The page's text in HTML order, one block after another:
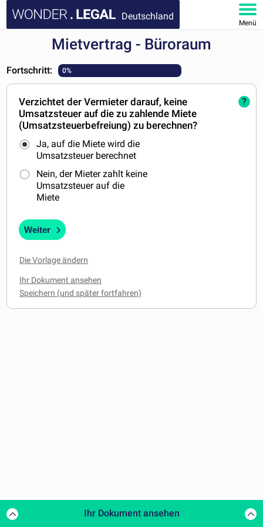
Deutschland
Menü
HOMEPAGE
DOKUMENTE
FAQ
KONTAKT
MEIN KONTO
Mietvertrag - Büroraum
Fortschritt: 0%
Verzichtet der Vermieter darauf, keine
Umsatzsteuer auf die zu zahlende Miete
(Umsatzsteuerbefreiung) zu berechnen?
Ja, auf die Miete wird die
Umsatzsteuer berechnet
Nein, der Mieter zahlt keine
Umsatzsteuer auf die
Miete
?
Weiter
Die Vorlage ändern
Ihr Dokument ansehen
Ihr Dokument ansehen